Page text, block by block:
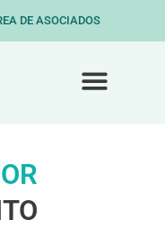
DE ASOCIADOS